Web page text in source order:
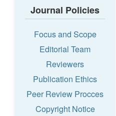
Journal Policies
Focus and Scope
Editorial Team
Reviewers
Publication Ethics
Peer Review Procces
Copyright Notice